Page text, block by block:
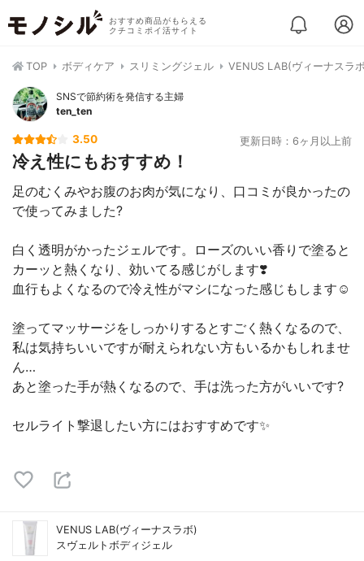
おすすめ商品がもらえる
クチコミポイ活サイト
TOP ボディケア スリミングジェル VENUS LAB(ヴィーナスラ
SNSで節約術を発信する主婦
ten_ten
3.50 更新日時：6ヶ月以上前
冷え性にもおすすめ！
足のむくみやお腹のお肉が気になり、口コミが良かったの
で使ってみました?
白く透明がかったジェルです。ローズのいい香りで塗ると
カーッと熱くなり、効いてる感じがします❣️
血行もよくなるので冷え性がマシになった感じもします☺️
塗ってマッサージをしっかりするとすごく熱くなるので、
私は気持ちいいですが耐えられない方もいるかもしれませ
ん…
あと塗った手が熱くなるので、手は洗った方がいいです?
セルライト撃退したい方にはおすすめです✨
VENUS LAB(ヴィーナスラボ)
スヴェルトボディジェル